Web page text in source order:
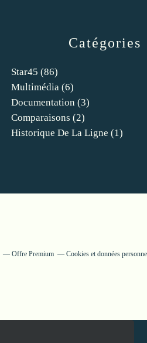
Catégories
Star45 (86)
Multimédia (6)
Documentation (3)
Comparaisons (2)
Historique De La Ligne (1)
Offre Premium Cookies et données